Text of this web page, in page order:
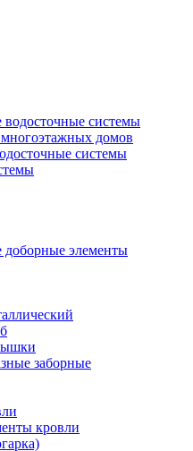
водосточные системы
домов
системы
доборные элементы
заборные
кровли